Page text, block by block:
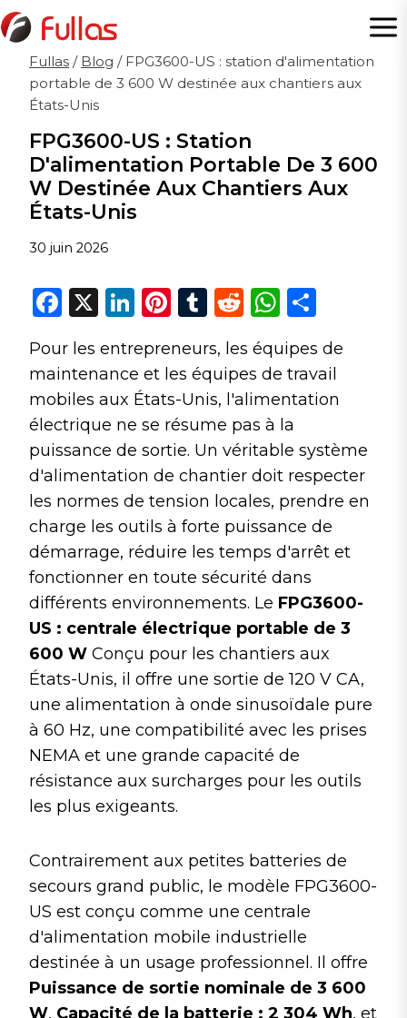
Aller
au
contenu
Fullas / Blog / FPG3600-US : station d'alimentation
portable de 3 600 W destinée aux chantiers aux
États-Unis
FPG3600-US : Station
D'alimentation Portable De 3 600
W Destinée Aux Chantiers Aux
États-Unis
30 juin 2026
F
c
e
b
o
o
k
X
Li
k
e
dI
n
Pi
te
re
st
T
m
bl
r
R
d
di
t
W
a
ts
A
p
p
ta
g
Pour les entrepreneurs, les équipes de
maintenance et les équipes de travail
mobiles aux États-Unis, l'alimentation
électrique ne se résume pas à la
puissance de sortie. Un véritable système
d'alimentation de chantier doit respecter
les normes de tension locales, prendre en
charge les outils à forte puissance de
démarrage, réduire les temps d'arrêt et
fonctionner en toute sécurité dans
différents environnements. Le FPG3600-
US : centrale électrique portable de 3
600 W Conçu pour les chantiers aux
États-Unis, il offre une sortie de 120 V CA,
une alimentation à onde sinusoïdale pure
à 60 Hz, une compatibilité avec les prises
NEMA et une grande capacité de
résistance aux surcharges pour les outils
les plus exigeants.
Contrairement aux petites batteries de
secours grand public, le modèle FPG3600-
US est conçu comme une centrale
d'alimentation mobile industrielle
destinée à un usage professionnel. Il offre
Puissance de sortie nominale de 3 600
W, Capacité de la batterie : 2 304 Wh, et